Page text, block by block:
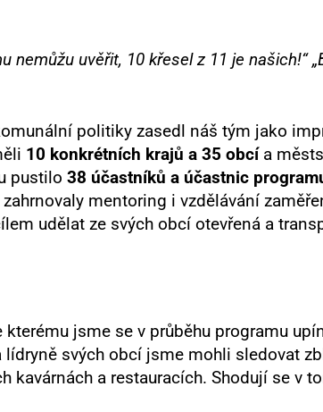
nemůžu uvěřit, 10 křesel z 11 je našich!“
politiky zasedl náš tým jako
10 konkrétních krajů a 35 obcía
pustilo 38 účastníků a účastnic
mentoring i vzdělávání
udělat ze svých obcí otevřená a
jsme se v průběhu programu
svých obcí jsme mohli sledovat
a restauracích. Shodují se v